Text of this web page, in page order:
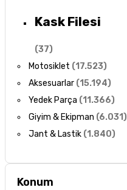
Kask Filesi
(37)
Motosiklet (17.523)
Aksesuarlar (15.194)
Yedek Parça (11.366)
Giyim & Ekipman (6.031)
Jant & Lastik (1.840)
Konum